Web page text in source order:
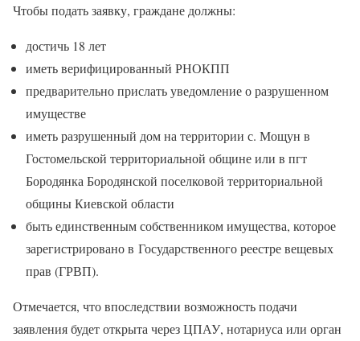
Чтобы подать заявку, граждане должны:
достичь 18 лет
иметь верифицированный РНОКПП
предварительно прислать уведомление о разрушенном
имуществе
иметь разрушенный дом на территории с. Мощун в
Гостомельской территориальной общине или в пгт
Бородянка Бородянской поселковой территориальной
общины Киевской области
быть единственным собственником имущества, которое
зарегистрировано в Государственного реестре вещевых
прав (ГРВП).
Отмечается, что впоследствии возможность подачи
заявления будет открыта через ЦПАУ, нотариуса или орган